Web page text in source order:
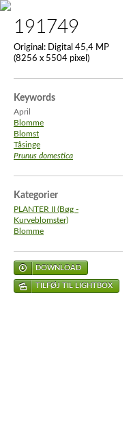
191749
Original: Digital 45,4 MP
(8256 x 5504 pixel)
Keywords
April
Blomme
Blomst
Tåsinge
Prunus domestica
Kategorier
PLANTER II (Bøg -
Kurveblomster)
Blomme
DOWNLOAD
TILFØJ TIL LIGHTBOX